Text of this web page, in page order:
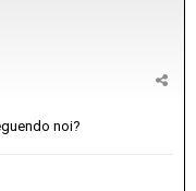
noi?